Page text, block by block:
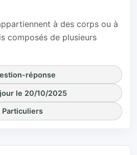
à des corps ou à
composés de plusieurs
réponse
le 20/10/2025
Particuliers